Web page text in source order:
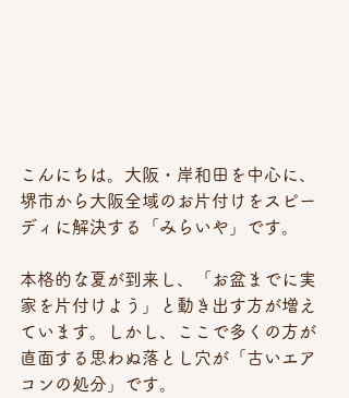
こんにちは。大阪・岸和田を中心に、
堺市から大阪全域のお片付けをスピー
ディに解決する「みらいや」です。
本格的な夏が到来し、「お盆までに実
家を片付けよう」と動き出す方が増え
ています。しかし、ここで多くの方が
直面する思わぬ落とし穴が「古いエア
コンの処分」です。